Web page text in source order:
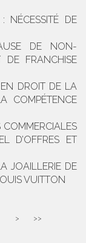
NÉCESSITÉ DE
DE NON-
FRANCHISE
DROIT DE LA
COMPÉTENCE
COMMERCIALES
D’OFFRES ET
JOAILLERIE DE
VUITTON
> >>